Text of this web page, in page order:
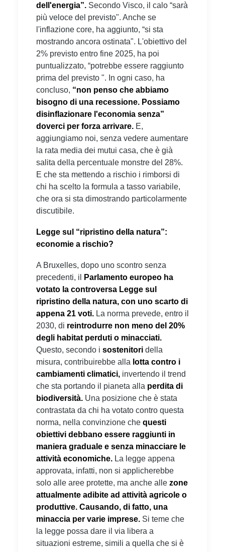
dell'energia”. Secondo Visco, il calo “sarà
più veloce del previsto". Anche se
l'inflazione core, ha aggiunto, “si sta
mostrando ancora ostinata". L'obiettivo del
2% previsto entro fine 2025, ha poi
puntualizzato, “potrebbe essere raggiunto
prima del previsto ". In ogni caso, ha
concluso, “non penso che abbiamo
bisogno di una recessione. Possiamo
disinflazionare l'economia senza”
doverci per forza arrivare. E,
aggiungiamo noi, senza vedere aumentare
la rata media dei mutui casa, che è già
salita della percentuale monstre del 28%.
E che sta mettendo a rischio i rimborsi di
chi ha scelto la formula a tasso variabile,
che ora si sta dimostrando particolarmente
discutibile.
Legge sul “ripristino della natura”:
economie a rischio?
A Bruxelles, dopo uno scontro senza
precedenti, il
Parlamento europeo ha
votato la controversa Legge sul
ripristino della natura, con uno scarto di
appena 21 voti. La norma prevede, entro il
2030, di reintrodurre non meno del 20%
degli habitat perduti o minacciati.
Questo, secondo i sostenitori della
misura, contribuirebbe alla lotta contro i
cambiamenti climatici, invertendo il trend
che sta portando il pianeta alla perdita di
biodiversità. Una posizione che è stata
contrastata da chi ha votato contro questa
norma, nella convinzione che questi
obiettivi debbano essere raggiunti in
maniera graduale e senza minacciare le
attività economiche. La legge appena
approvata, infatti, non si applicherebbe
solo alle aree protette, ma anche alle zone
attualmente adibite ad attività agricole o
produttive. Causando, di fatto, una
minaccia per varie imprese. Si teme che
la legge possa dare il via libera a
situazioni estreme, simili a quella che si è